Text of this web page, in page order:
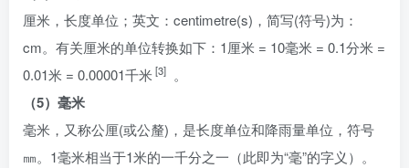
厘米，长度单位；英文：centimetre(s)，简写(符号)为：
cm。有关厘米的单位转换如下：1厘米 = 10毫米 = 0.1分米 =
0.01米 = 0.00001千米[3] 。
（5）毫米
毫米，又称公厘(或公釐)，是长度单位和降雨量单位，符号
㎜。1毫米相当于1米的一千分之一（此即为“毫”的字义）。